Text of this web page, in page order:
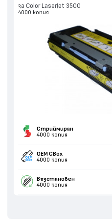
за Color LaserJet 3500
4000 копия
Стриймиран
4000 копия
OEM CBox
4000 копия
Възстановен
4000 копия